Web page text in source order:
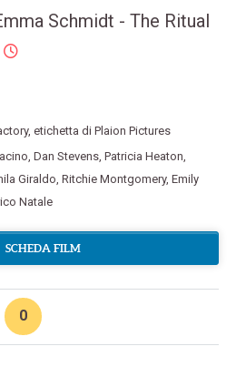
Schmidt - The Ritual
, etichetta di Plaion Pictures
Dan Stevens Patricia Heaton
Giraldo Ritchie Montgomery, Emily
Natale
SCHEDA FILM
0